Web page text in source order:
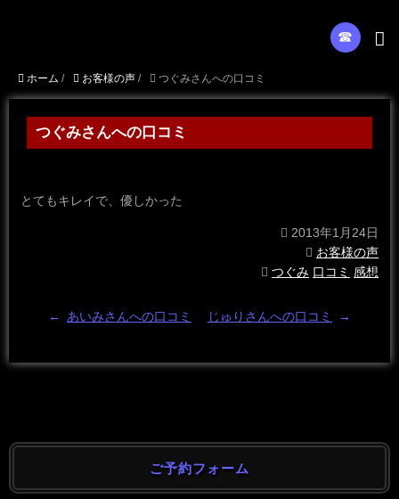
☎︎
ホーム / お客様の声 / つぐみさんへの口コミ
つぐみさんへの口コミ
とてもキレイで、優しかった
2013年1月24日
お客様の声
つぐみ 口コミ 感想
← あいみさんへの口コミ じゅりさんへの口コミ →
ご予約フォーム